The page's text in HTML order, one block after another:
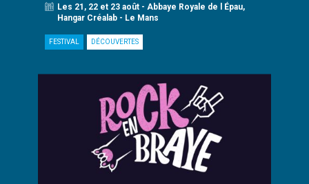
Les 21, 22 et 23 août - Abbaye Royale de l Épau,
Hangar Créalab - Le Mans
FESTIVAL DÉCOUVERTES